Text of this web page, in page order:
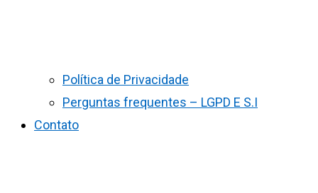
Política de Privacidade
Perguntas frequentes – LGPD E S.I
Contato